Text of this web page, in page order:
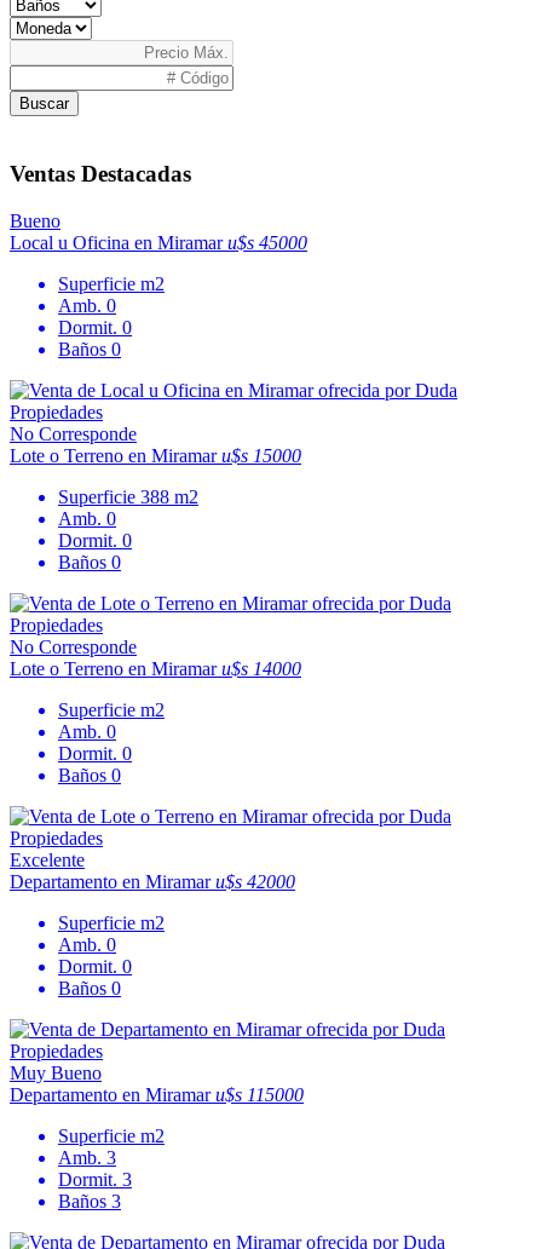
Buscar
Ventas Destacadas
Bueno
Local u Oficina en Miramaru$s 45000
Superficie m2
Amb. 0
Dormit. 0
Baños 0
No Corresponde
Lote o Terreno en Miramaru$s 15000
Superficie 388 m2
Amb. 0
Dormit. 0
Baños 0
No Corresponde
Lote o Terreno en Miramaru$s 14000
Superficie m2
Amb. 0
Dormit. 0
Baños 0
Excelente
Departamento en Miramaru$s 42000
Superficie m2
Amb. 0
Dormit. 0
Baños 0
Muy Bueno
Departamento en Miramaru$s 115000
Superficie m2
Amb. 3
Dormit. 3
Baños 3